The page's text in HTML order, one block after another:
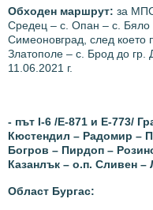
Обходен маршрут: за
Средец – с. Опан – с. Бяло
Симеоновград, след което
Златополе – с. Брод до гр.
11.06.2021 г.
- път І-6 /Е-871 и Е-773/
Кюстендил – Радомир –
Богров – Пирдоп –
Казанлък – о.п. Сливен –
Област Бургас: